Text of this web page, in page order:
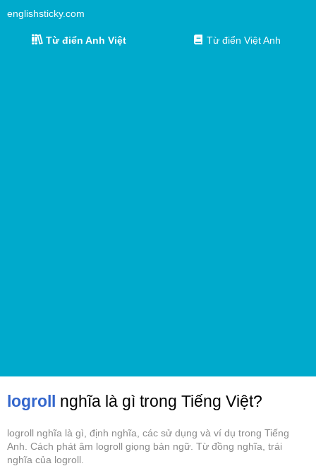
englishsticky.com
Từ điển Anh Việt Từ điển Việt Anh
logroll nghĩa là gì trong Tiếng Việt?
logroll nghĩa là gì, định nghĩa, các sử dụng và ví dụ trong Tiếng
Anh. Cách phát âm logroll giọng bản ngữ. Từ đồng nghĩa, trái
nghĩa của logroll.